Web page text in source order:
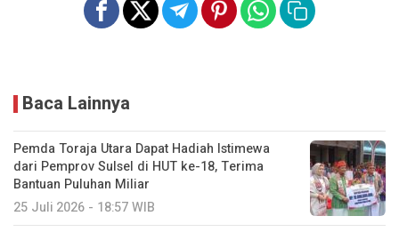
Baca Lainnya
Pemda Toraja Utara Dapat Hadiah Istimewa
dari Pemprov Sulsel di HUT ke-18, Terima
Bantuan Puluhan Miliar
25 Juli 2026 - 18:57 WIB